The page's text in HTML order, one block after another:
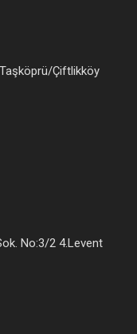
Çiftlikköy
No:3/2 4.Levent